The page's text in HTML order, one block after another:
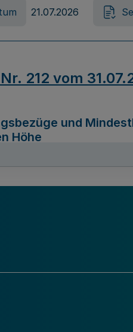
21.07.2026
212 vom
und
Höhe
des